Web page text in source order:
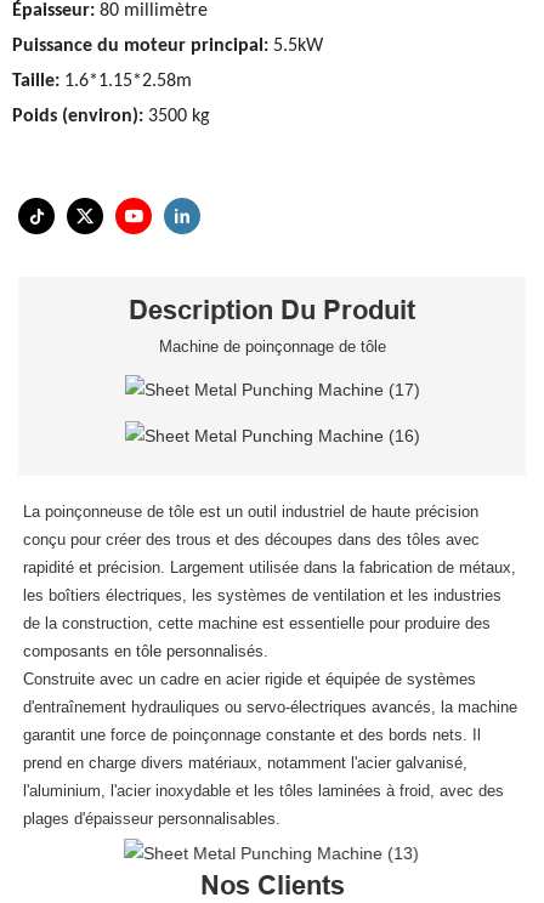
Épaisseur: 80 millimètre
Puissance du moteur principal: 5.5kW
Taille: 1.6*1.15*2.58m
Poids (environ): 3500 kg
Description Du Produit
Machine de poinçonnage de tôle
La poinçonneuse de tôle est un outil industriel de haute précision
conçu pour créer des trous et des découpes dans des tôles avec
rapidité et précision. Largement utilisée dans la fabrication de métaux,
les boîtiers électriques, les systèmes de ventilation et les industries
de la construction, cette machine est essentielle pour produire des
composants en tôle personnalisés.
Construite avec un cadre en acier rigide et équipée de systèmes
d'entraînement hydrauliques ou servo-électriques avancés, la machine
garantit une force de poinçonnage constante et des bords nets. Il
prend en charge divers matériaux, notamment l'acier galvanisé,
l'aluminium, l'acier inoxydable et les tôles laminées à froid, avec des
plages d'épaisseur personnalisables.
Nos Clients